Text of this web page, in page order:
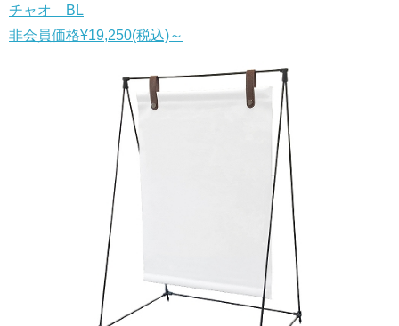
チャオ BL
非会員価格¥19,250(税込)～